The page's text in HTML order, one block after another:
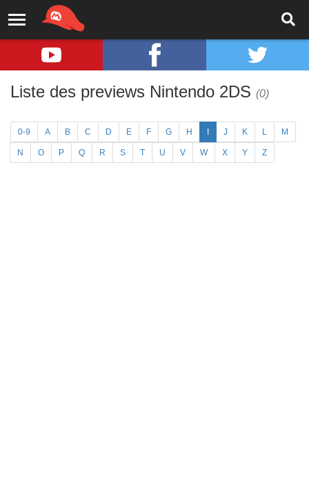
Liste des previews Nintendo 2DS (0)
0-9 A B C D E F G H J K L M
N O P Q R S T U V W X Y Z